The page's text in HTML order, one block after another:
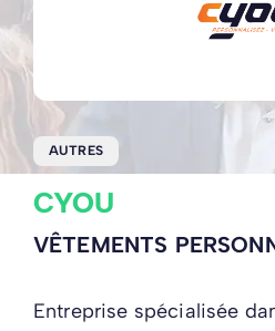
AUTRES
CYOU
VÊTEMENTS
Entreprise spécialisée